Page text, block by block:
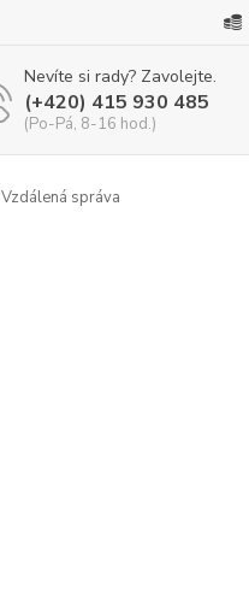
Nevíte si rady? Zavolejte.
(+420) 415 930 485
(Po-Pá, 8-16 hod.)
Vzdálená správa